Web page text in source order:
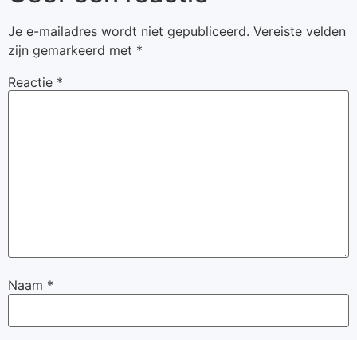
Je e-mailadres wordt niet gepubliceerd. Vereiste velden
zijn gemarkeerd met *
Reactie *
Naam *